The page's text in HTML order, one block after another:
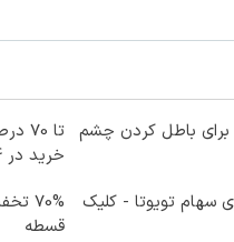
برای باطل کردن چشم
تا
خرید در 4 قسط
سهام تویوتا - کلیک
قسطه